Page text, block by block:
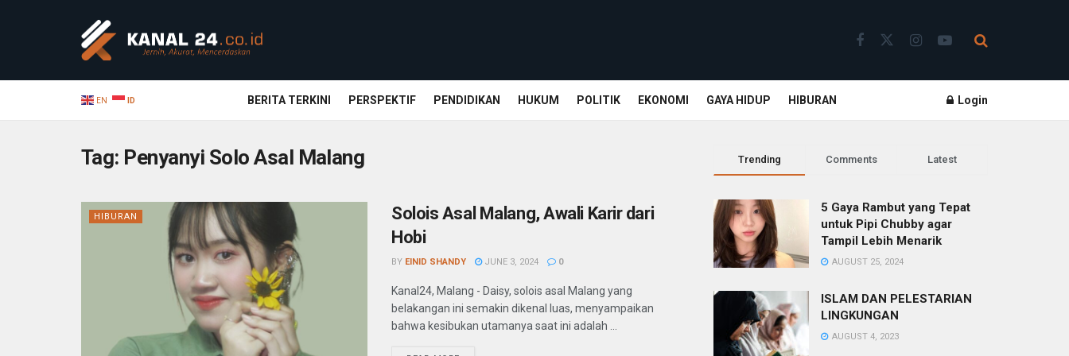
EN ID BERITA TERKINI PERSPEKTIF PENDIDIKAN HUKUM POLITIK EKONOMI GAYA HIDUP HIBURAN Login
Tag: Penyanyi Solo Asal Malang
HIBURAN
Solois Asal Malang, Awali Karir dari
Hobi
BY EINID SHANDY JUNE 3, 2024 0
Kanal24, Malang - Daisy, solois asal Malang yang
belakangan ini semakin dikenal luas, menyampaikan
bahwa kesibukan utamanya saat ini adalah ...
Trending Comments Latest
5 Gaya Rambut yang Tepat
untuk Pipi Chubby agar
Tampil Lebih Menarik
AUGUST 25, 2024
ISLAM DAN PELESTARIAN
LINGKUNGAN
AUGUST 4, 2023